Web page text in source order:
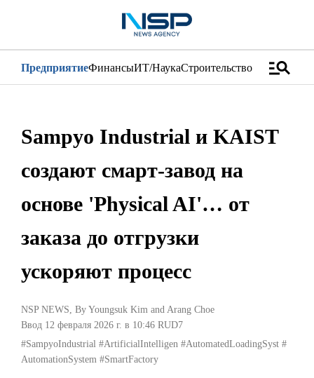
ПредприятиеФинансыИТ/НаукаСтроительство manage_search
Sampyo Industrial и KAIST
создают смарт-завод на
основе 'Physical AI'… от
заказа до отгрузки
ускоряют процесс
NSP NEWS, By Youngsuk Kim and Arang Choe
Ввод 12 февраля 2026 г. в 10:46 RUD7
#SampyoIndustrial #ArtificialIntelligen #AutomatedLoadingSyst #
AutomationSystem #SmartFactory